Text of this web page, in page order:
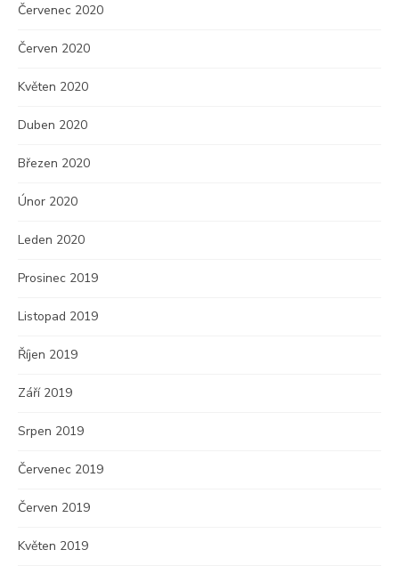
Červenec 2020
Červen 2020
Květen 2020
Duben 2020
Březen 2020
Únor 2020
Leden 2020
Prosinec 2019
Listopad 2019
Říjen 2019
Září 2019
Srpen 2019
Červenec 2019
Červen 2019
Květen 2019